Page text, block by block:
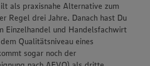
als praxisnahe Alternative zum
Regel drei Jahre. Danach hast Du
Einzelhandel und Handelsfachwirt
Qualitätsniveau eines
sogar noch der